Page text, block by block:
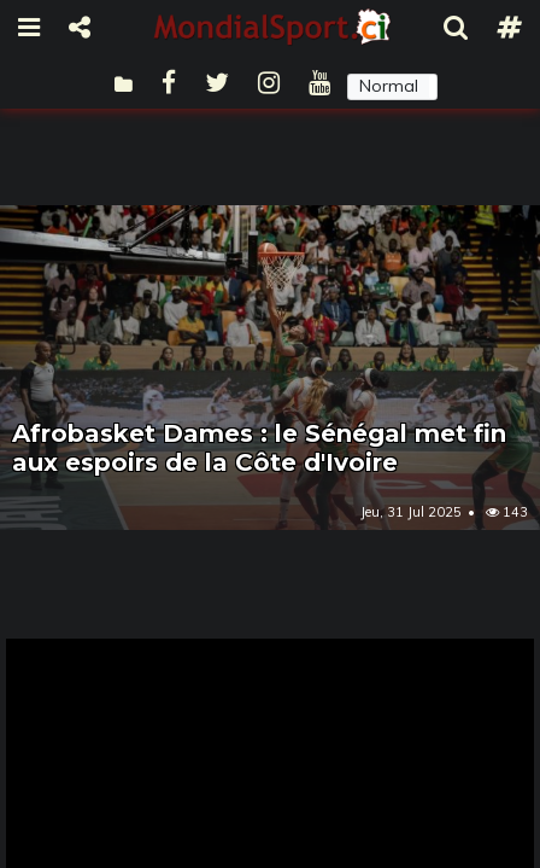
Normal
Afrobasket Dames : le Sénégal met fin
aux espoirs de la Côte d'Ivoire
Jeu, 31 Jul 2025 143